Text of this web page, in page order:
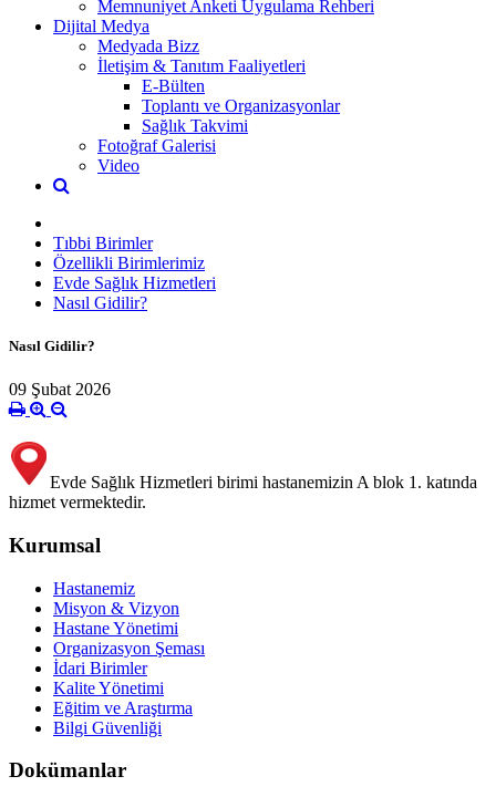
Memnuniyet Anketi Uygulama Rehberi
Dijital Medya
Medyada Bizz
İletişim & Tanıtım Faaliyetleri
E-Bülten
Toplantı ve Organizasyonlar
Sağlık Takvimi
Fotoğraf Galerisi
Video
Tıbbi Birimler
Özellikli Birimlerimiz
Evde Sağlık Hizmetleri
Nasıl Gidilir?
Nasıl Gidilir?
09 Şubat 2026
Evde Sağlık Hizmetleri birimi hastanemizin A blok 1. katında
hizmet vermektedir.
Kurumsal
Hastanemiz
Misyon & Vizyon
Hastane Yönetimi
Organizasyon Şeması
İdari Birimler
Kalite Yönetimi
Eğitim ve Araştırma
Bilgi Güvenliği
Dokümanlar